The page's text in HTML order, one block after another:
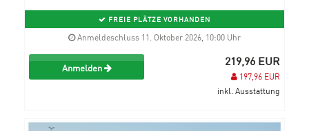
FREIE PLÄTZE VORHANDEN
Anmeldeschluss 11. Oktober 2026, 10:00 Uhr
Anmelden 219,96 EUR
197,96 EUR
inkl. Ausstattung